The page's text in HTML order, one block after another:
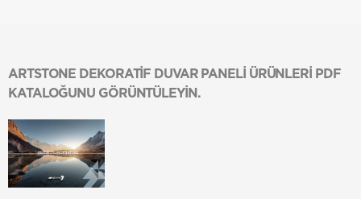
ARTSTONE DEKORATİF DUVAR PANELİ ÜRÜNLERİ PDF
KATALOĞUNU GÖRÜNTÜLEYİN.